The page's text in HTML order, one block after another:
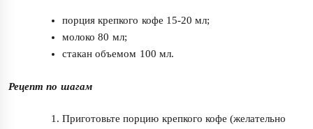
порция крепкого кофе 15-20 мл;
молоко 80 мл;
стакан объемом 100 мл.
Рецепт по шагам
Приготовьте порцию крепкого кофе (желательно